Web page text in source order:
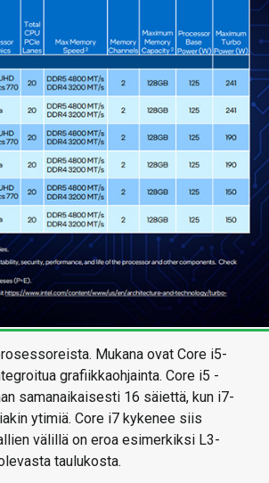
Mukana ovat Core i5-
grafiikkaohjainta. Core i5 -
samanaikaisesti 16 säiettä, kun i7-
ytimiä. Core i7 kykenee siis
välillä on eroa esimerkiksi L3-
taulukosta.